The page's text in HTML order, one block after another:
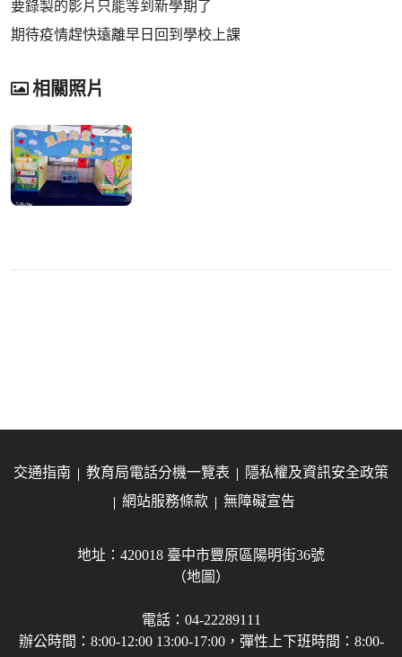
要錄製的影片只能等到新學期了
期待疫情趕快遠離早日回到學校上課
相關照片
交通指南 教育局電話分機一覽表
隱私權及資訊安全政策
網站服務條款
無障礙宣告
地址：420018 臺中市豐原區陽明街36號
（地圖）
電話：04-22289111
辦公時間：8:00-12:00 13:00-17:00，彈性上下班時間：8:00-